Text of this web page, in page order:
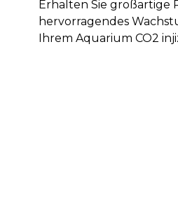
Erhalten Sie großartige
hervorragendes
Ihrem Aquarium CO2